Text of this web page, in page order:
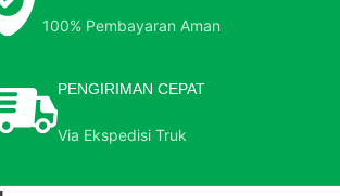
100% Pembayaran Aman
PENGIRIMAN CEPAT
Via Ekspedisi Truk